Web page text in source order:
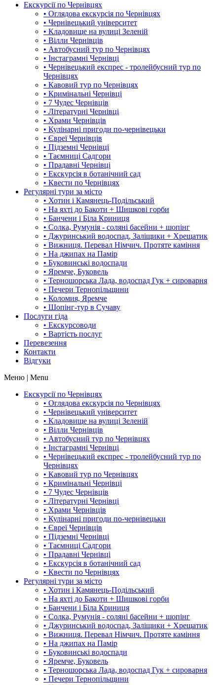
Екскурсії по Чернівцях
• Оглядова екскурсія по Чернівцях
• Чернівецький університет
• Кладовище на вулиці Зеленій
• Вілли Чернівців
• Автобусний тур по Чернівцях
• Інстаграмні Чернівці
• Чернівецький експрес - тролейбусний тур по
Чернівцях
• Кавовий тур по Чернівцях
• Кримінальні Чернівці
• 7 Чудес Чернівців
• Літературні Чернівці
• Храми Чернівців
• Кулінарні пригоди по-чернівецьки
• Євреї Чернівців
• Підземні Чернівці
• Таємниці Садгори
• Прадавні Чернівці
• Екскурсія в ботанічний сад
• Квести по Чернівцях
Регулярні тури за місто
• Хотин і Камянець-Подільський
• На яхті до Бакоти + Шишкові горби
• Банчени і Біла Криниця
• Солка, Румунія - соляні басейни + шопінг
• Джуринський водоспад, Заліщики + Хрещатик
• Вижниця. Перевал Німчич. Протяте каміння
• На джипах на Памір
• Буковинські водоспади
• Яремче, Буковель
• Терношорська Лада, водоспад Гук + сироварня
• Печери Тернопільщини
• Коломия, Яремче
• Шопінг-тур в Сучаву
Послуги гіда
• Екскурсоводи
• Вартість послуг
Перевезення
Контакти
Відгуки
Меню | Menu
Екскурсії по Чернівцях
• Оглядова екскурсія по Чернівцях
• Чернівецький університет
• Кладовище на вулиці Зеленій
• Вілли Чернівців
• Автобусний тур по Чернівцях
• Інстаграмні Чернівці
• Чернівецький експрес - тролейбусний тур по
Чернівцях
• Кавовий тур по Чернівцях
• Кримінальні Чернівці
• 7 Чудес Чернівців
• Літературні Чернівці
• Храми Чернівців
• Кулінарні пригоди по-чернівецьки
• Євреї Чернівців
• Підземні Чернівці
• Таємниці Садгори
• Прадавні Чернівці
• Екскурсія в ботанічний сад
• Квести по Чернівцях
Регулярні тури за місто
• Хотин і Камянець-Подільський
• На яхті до Бакоти + Шишкові горби
• Банчени і Біла Криниця
• Солка, Румунія - соляні басейни + шопінг
• Джуринський водоспад, Заліщики + Хрещатик
• Вижниця. Перевал Німчич. Протяте каміння
• На джипах на Памір
• Буковинські водоспади
• Яремче, Буковель
• Терношорська Лада, водоспад Гук + сироварня
• Печери Тернопільщини